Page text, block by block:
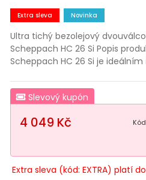
Extra sleva Novinka
Ultra tichý bezolejový
Scheppach HC 26 Si Popis
Scheppach HC 26 Si je
Slevový kupón
4 049 Kč Kód
Extra sleva (kód: EXTRA) platí